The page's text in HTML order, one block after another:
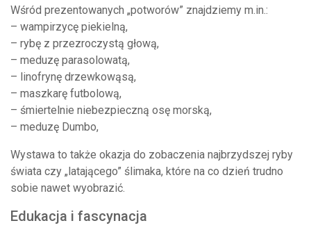
Wśród prezentowanych „potworów” znajdziemy m.in.:
– wampirzycę piekielną,
– rybę z przezroczystą głową,
– meduzę parasolowatą,
– linofrynę drzewkowąsą,
– maszkarę futbolową,
– śmiertelnie niebezpieczną osę morską,
– meduzę Dumbo,
Wystawa to także okazja do zobaczenia najbrzydszej ryby
świata czy „latającego” ślimaka, które na co dzień trudno
sobie nawet wyobrazić.
Edukacja i fascynacja